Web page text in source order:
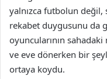
yalnızca futbolun
rekabet duygusunu da
oyuncularının
ve eve dönerken bir
ortaya koydu.